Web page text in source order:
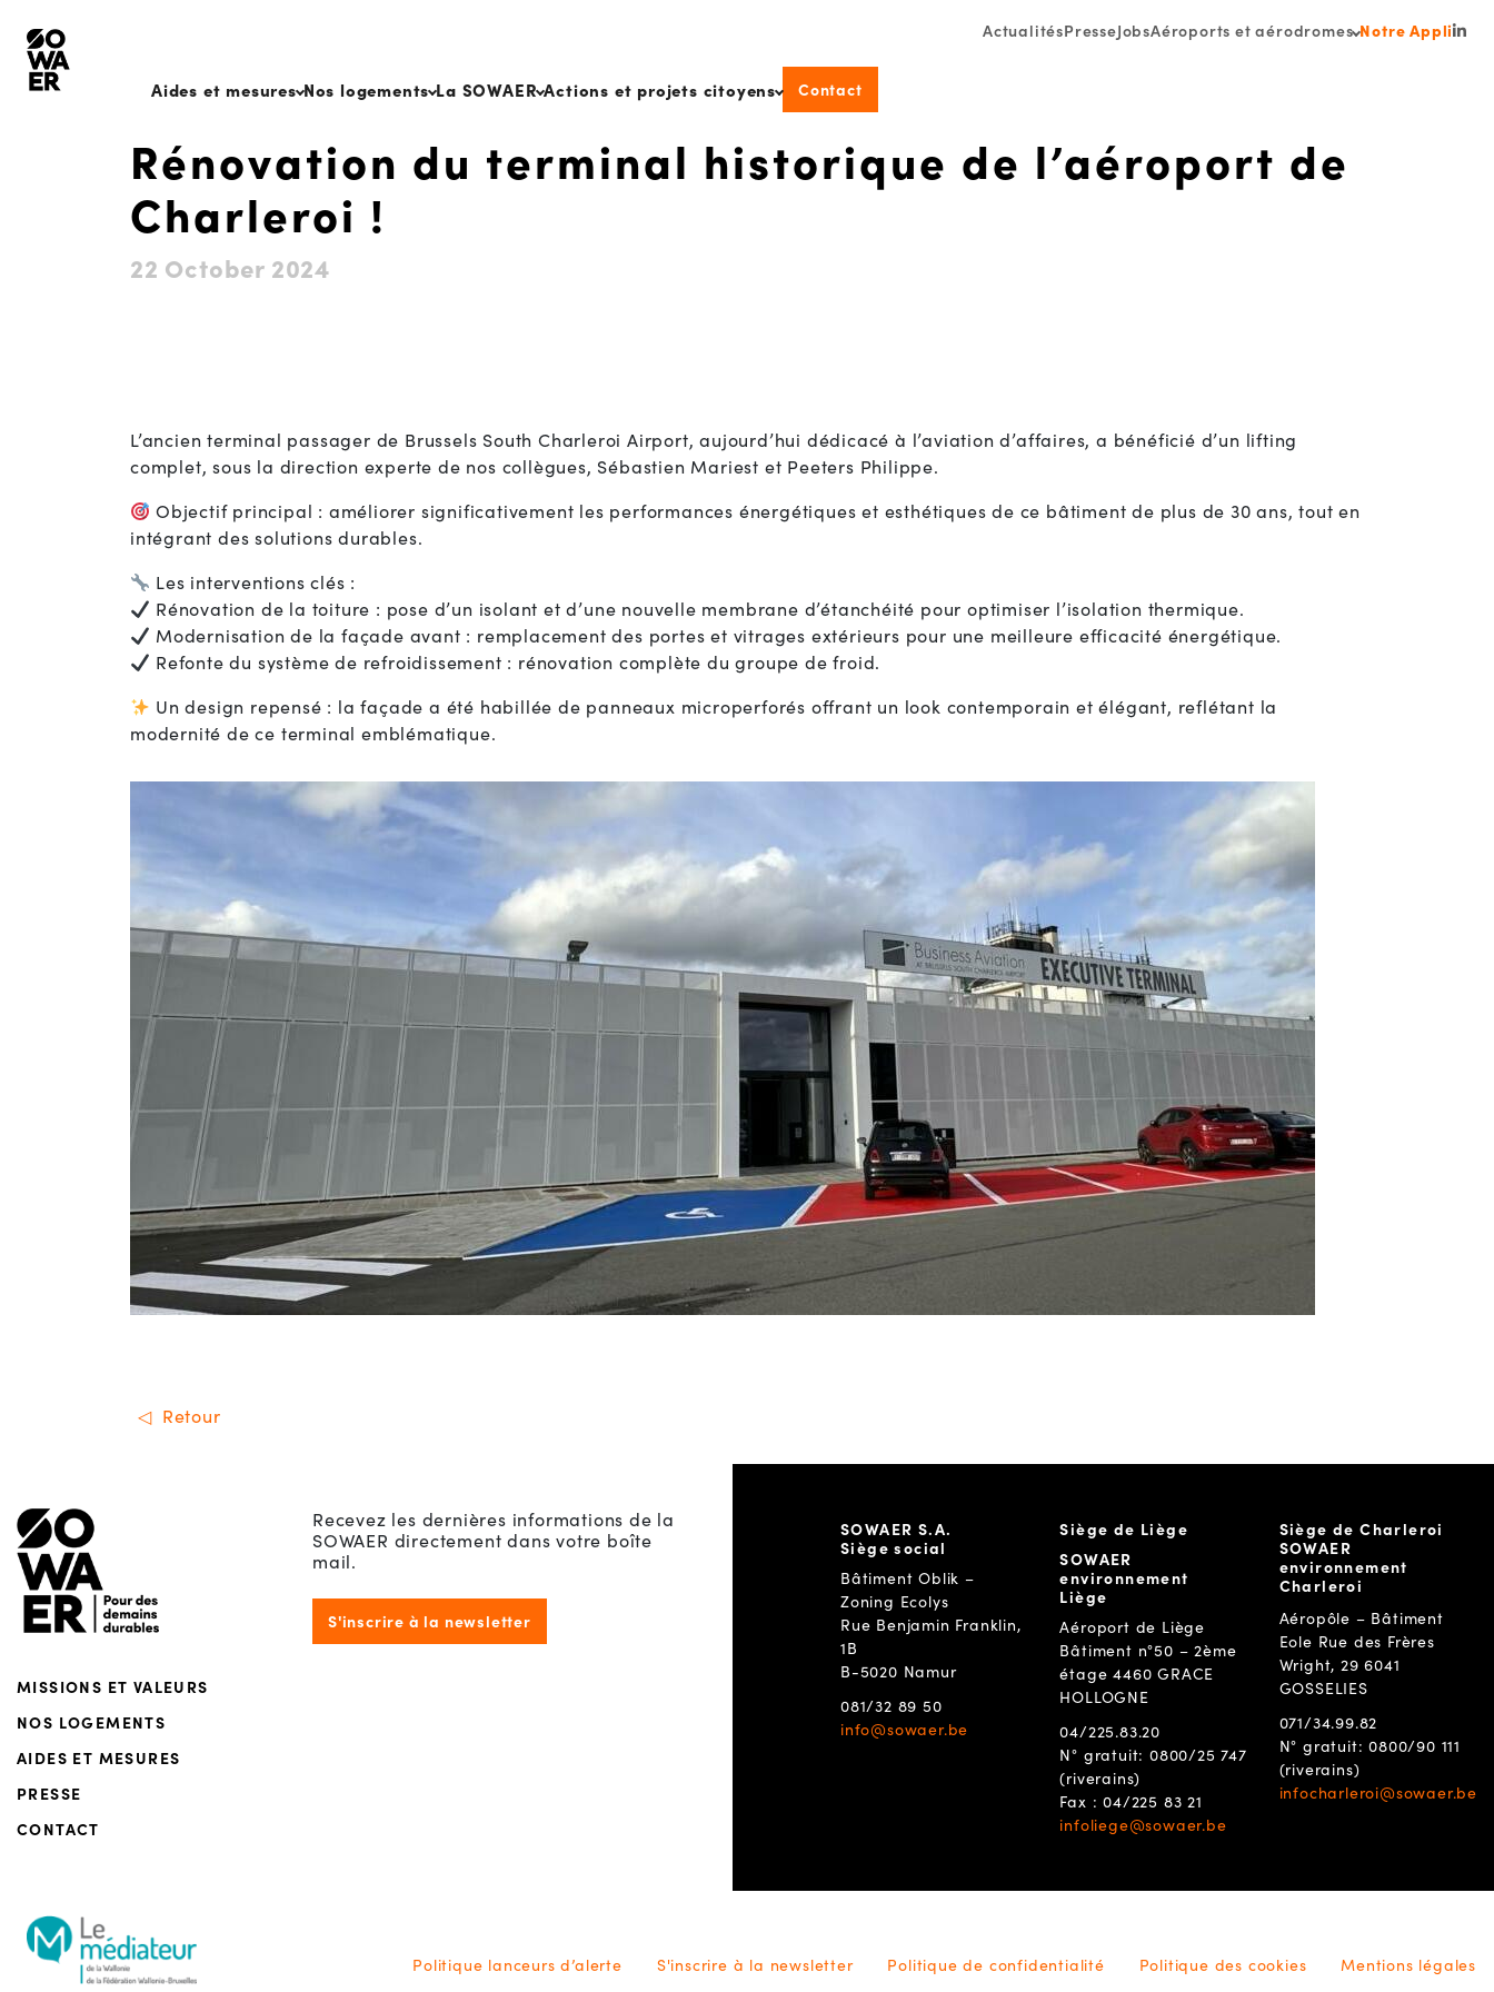
ActualitésPresseJobsAéroports et aérodromes Notre Appli
Aides et mesures Nos logements La SOWAER Actions et projets citoyens Contact
Rénovation du terminal historique de l’aéroport de
Charleroi !
22 October 2024
L’ancien terminal passager de Brussels South Charleroi Airport, aujourd’hui dédicacé à l’aviation d’affaires, a bénéficié d’un lifting
complet, sous la direction experte de nos collègues, Sébastien Mariest et Peeters Philippe.
Objectif principal : améliorer significativement les performances énergétiques et esthétiques de ce bâtiment de plus de 30 ans, tout en
intégrant des solutions durables.
Les interventions clés :
Rénovation de la toiture : pose d’un isolant et d’une nouvelle membrane d’étanchéité pour optimiser l’isolation thermique.
Modernisation de la façade avant : remplacement des portes et vitrages extérieurs pour une meilleure efficacité énergétique.
Refonte du système de refroidissement : rénovation complète du groupe de froid.
Un design repensé : la façade a été habillée de panneaux microperforés offrant un look contemporain et élégant, reflétant la
modernité de ce terminal emblématique.
Retour
Menu de footer
MISSIONS ET VALEURS
NOS LOGEMENTS
AIDES ET MESURES
PRESSE
CONTACT
Recevez les dernières informations de la
SOWAER directement dans votre boîte
mail.
S'inscrire à la newsletter
SOWAER S.A.
Siège social
Bâtiment Oblik –
Zoning Ecolys
Rue Benjamin Franklin,
1B
B-5020 Namur
081/32 89 50
info@sowaer.be
Siège de Liège
SOWAER
environnement
Liège
Aéroport de Liège
Bâtiment n°50 – 2ème
étage 4460 GRACE
HOLLOGNE
04/225.83.20
N° gratuit: 0800/25 747
(riverains)
Fax : 04/225 83 21
infoliege@sowaer.be
Siège de Charleroi
SOWAER
environnement
Charleroi
Aéropôle – Bâtiment
Eole Rue des Frères
Wright, 29 6041
GOSSELIES
071/34.99.82
N° gratuit: 0800/90 111
(riverains)
infocharleroi@sowaer.be
Politique lanceurs d’alerte S'inscrire à la newsletter Politique de confidentialité Politique des cookies Mentions légales